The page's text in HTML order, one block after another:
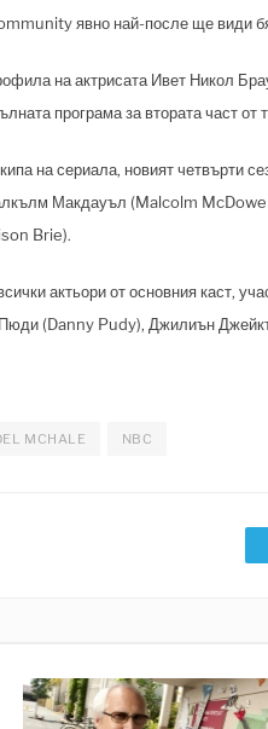
явно най-после ще види
на актрисата Ивет Никол
програма за втората част от
на сериала, новият четвърти
Макдауъл (Malcolm
Brie).
актьори от основния каст,
(Danny Pudy), Джилиън
MCHALE NBC